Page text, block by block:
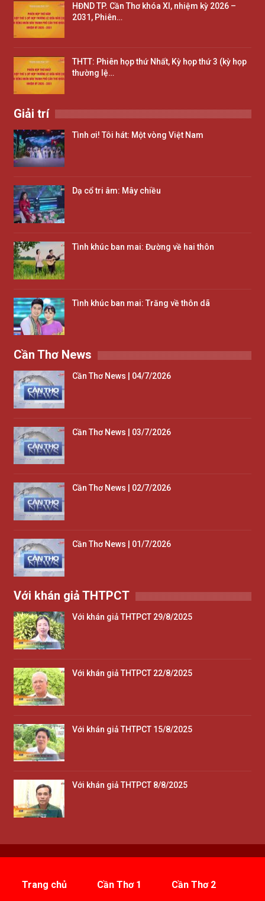
HĐND TP. Cần Thơ khóa XI, nhiệm kỳ 2026 –
2031, Phiên…
THTT: Phiên họp thứ Nhất, Kỳ họp thứ 3 (kỳ họp
thường lệ…
Giải trí
Tình ơi! Tôi hát: Một vòng Việt Nam
Dạ cổ tri âm: Mây chiều
Tình khúc ban mai: Đường về hai thôn
Tình khúc ban mai: Trăng về thôn dã
Cần Thơ News
Cần Thơ News | 04/7/2026
Cần Thơ News | 03/7/2026
Cần Thơ News | 02/7/2026
Cần Thơ News | 01/7/2026
Với khán giả THTPCT
Với khán giả THTPCT 29/8/2025
Với khán giả THTPCT 22/8/2025
Với khán giả THTPCT 15/8/2025
Với khán giả THTPCT 8/8/2025
Trang chủ Cần Thơ 1 Cần Thơ 2